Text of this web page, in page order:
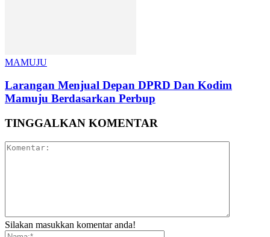
MAMUJU
Larangan Menjual Depan DPRD Dan Kodim
Mamuju Berdasarkan Perbup
TINGGALKAN KOMENTAR
Silakan masukkan komentar anda!